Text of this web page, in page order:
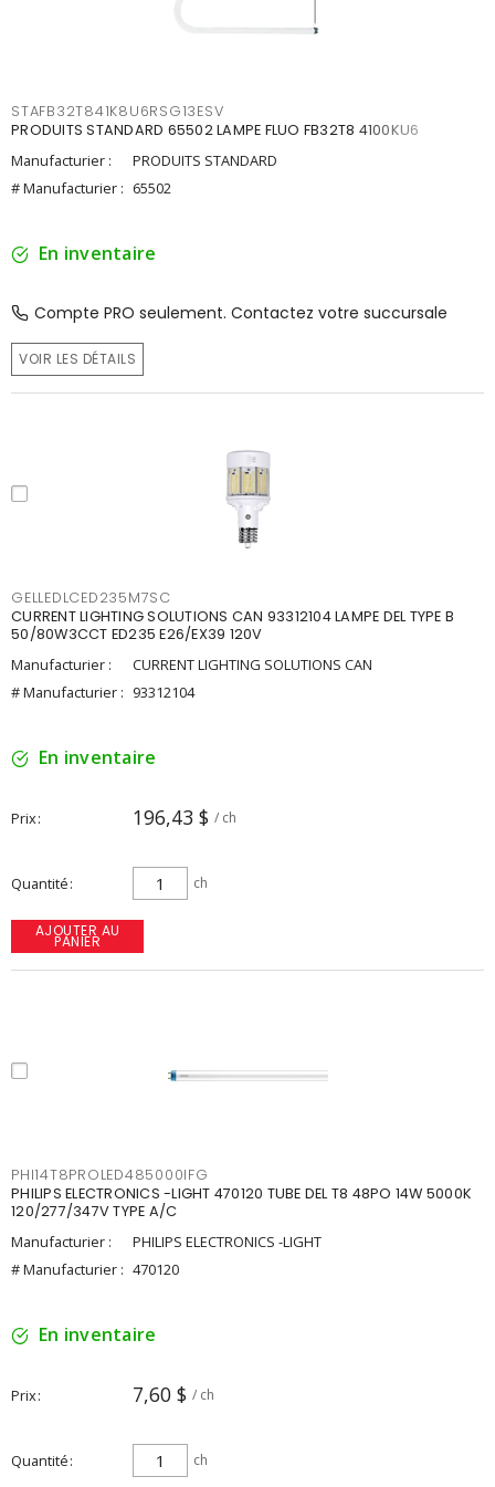
STAFB32T841K8U6RSG13ESV
PRODUITS STANDARD 65502 LAMPE FLUO FB32T8 4100KU6
Manufacturier :
PRODUITS STANDARD
# Manufacturier : 65502
En inventaire
Compte PRO seulement. Contactez votre succursale
VOIR LES DÉTAILS
GELLEDLCED235M7SC
CURRENT LIGHTING SOLUTIONS CAN 93312104 LAMPE DEL TYPE B
50/80W3CCT ED235 E26/EX39 120V
Manufacturier :
CURRENT LIGHTING SOLUTIONS CAN
# Manufacturier : 93312104
En inventaire
Prix 196,43 $ / ch
Quantité ch
AJOUTER AU
PANIER
PHI14T8PROLED485000IFG
PHILIPS ELECTRONICS -LIGHT 470120 TUBE DEL T8 48PO 14W 5000K
120/277/347V TYPE A/C
Manufacturier :
PHILIPS ELECTRONICS -LIGHT
# Manufacturier : 470120
En inventaire
Prix 7,60 $ / ch
Quantité ch